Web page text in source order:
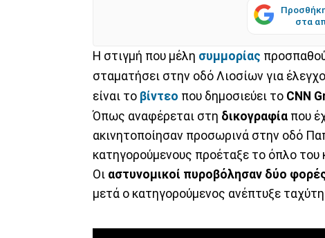
στα
Η στιγμή που μέλη συμμορίας
σταματήσει στην οδό Λιοσίων για
είναι το βίντεο που δημοσιεύει το CNN
Όπως αναφέρεται στη δικογραφία που
ακινητοποίησαν προσωρινά στην οδό
κατηγορούμενους προέταξε το όπλο του
Οι αστυνομικοί πυροβόλησαν δύο
μετά ο κατηγορούμενος ανέπτυξε